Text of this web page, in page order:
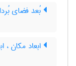
بُعد فضای
ابعاد مکان ،